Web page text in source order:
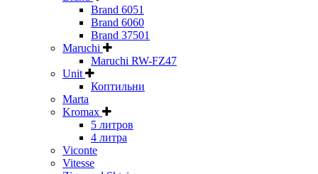
Brand 6051
Brand 6060
Brand 37501
Maruchi
Maruchi RW-FZ47
Unit
Коптильни
Marta
Kromax
5 литров
4 литра
Viconte
Vitesse